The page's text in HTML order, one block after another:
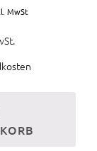
MwSt